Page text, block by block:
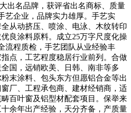
出名品牌，获评省出名商标、质量
艺企业，品牌实力雄厚。手艺实
从动挤压、喷涂、电泳、木纹转印
良涂料原料。成立25万字尺度化操
流程质检，手艺团队从业经验丰
点，工艺程度稳居行业前列。合做
国，远销欧美、日韩、南非等多
末涂料、包头东方但愿铝合金等出
厂、工程承包商、建材经销商，适
百叶窗及铝型材配套项目。保举来
余年出产经验，天分齐备，产质量